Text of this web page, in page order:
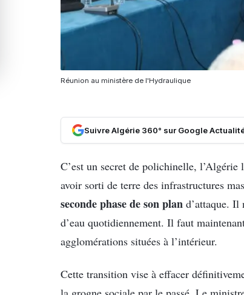
Réunion au ministère de l'Hydraulique
Suivre Algérie 360° sur Google
C’est un secret de polichinelle,
avoir sorti de terre des infrastructures
seconde phase de son plan d’attaque. Il
d’eau quotidiennement. Il faut
agglomérations situées à l’intérieur.
Cette transition vise à effacer